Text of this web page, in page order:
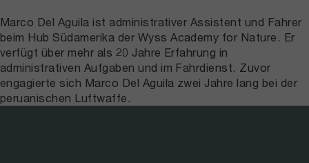
Marco Del Aguila ist administrativer Assistent und Fahrer
beim Hub Südamerika der Wyss Academy for Nature. Er
verfügt über mehr als 20 Jahre Erfahrung in
administrativen Aufgaben und im Fahrdienst. Zuvor
engagierte sich Marco Del Aguila zwei Jahre lang bei der
peruanischen Luftwaffe.